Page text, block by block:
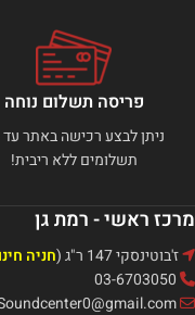
פריסה תשלום נוחה
תשלומים ללא ריבית!
מרכז ראשי - רמת גן
ז'בוטינסקי 147 ר"ג ( חניה